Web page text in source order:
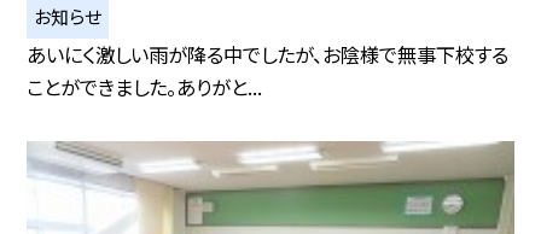
お知らせ
あいにく激しい雨が降る中でしたが、お陰様で無事下校する
ことができました。ありがと...